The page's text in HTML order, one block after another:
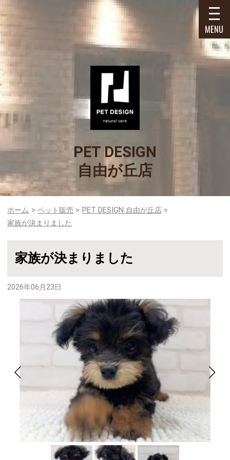
PET DESIGN
自由が丘店
MENU
ホーム ペット販売
PET DESIGN 自由が丘店
家族が決まりました
家族が決まりました
2026年06月23日